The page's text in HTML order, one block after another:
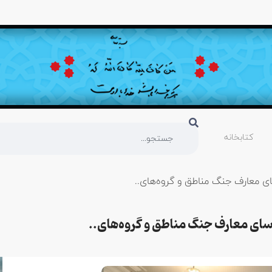
کتابخانه
معارف جنگ مناطق و گروه‌های..
معارف جنگ مناطق و گروه‌های..